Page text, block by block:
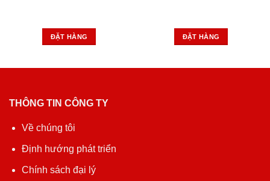
ĐẶT HÀNG ĐẶT HÀNG
THÔNG TIN CÔNG TY
Về chúng tôi
Định hướng phát triển
Chính sách đại lý